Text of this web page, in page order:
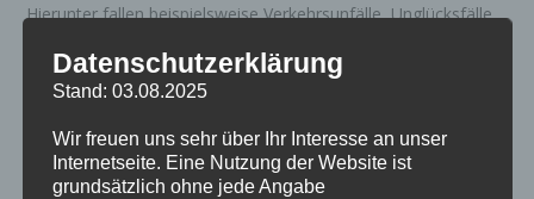
Hierunter fallen beispielsweise Verkehrsunfälle, Unglücksfälle
gefährliche Stoffe aller Art ausgetreten sind und Mensch und
Umwelt gefährden.
Kleinere technische Hilfeleistungen wie z.B. die Beseitigung
von Sturm- oder Wasserschäden nach Orkan- oder
Datenschutzerklärung
Stand: 03.08.2025
Wir freuen uns sehr über Ihr Interesse an unser
Internetseite. Eine Nutzung der Website ist
grundsätzlich ohne jede Angabe